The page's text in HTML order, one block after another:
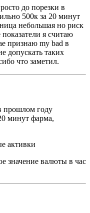
до порезки в
500к за 20 минут
небольшая но риск
я считаю
признаю my bad в
допускать таких
что заметил.
прошлом году
минут фарма,
активки
значение валюты в час